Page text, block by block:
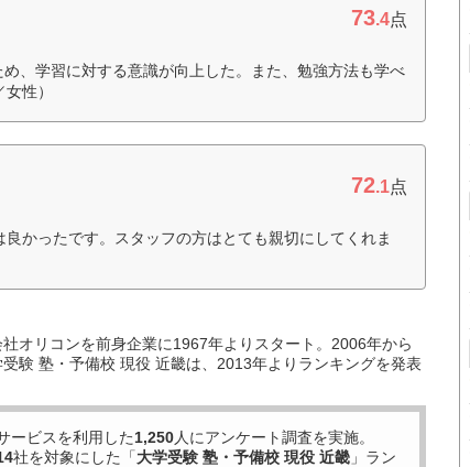
73.4点
、学習に対する意識が向上した。また、勉強方法も学べ
性）
72.1点
かったです。スタッフの方はとても親切にしてくれま
オリコンを前身企業に1967年よりスタート。2006年から
験 塾・予備校 現役 近畿は、2013年よりランキングを発表
ービスを利用した1,250人にアンケート調査を実施。
社を対象にした「大学受験 塾・予備校 現役 近畿 」ラン